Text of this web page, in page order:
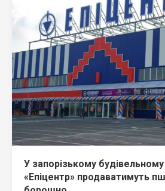
У запорізькому будівельному
«Епіцентр» продаватимуть